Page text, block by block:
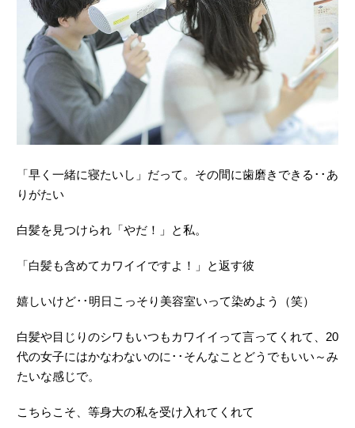
「早く一緒に寝たいし」だって。その間に歯磨きできる･･あ
りがたい
白髪を見つけられ「やだ！」と私。
「白髪も含めてカワイイですよ！」と返す彼
嬉しいけど･･明日こっそり美容室いって染めよう（笑）
白髪や目じりのシワもいつもカワイイって言ってくれて、20
代の女子にはかなわないのに･･そんなことどうでもいい～み
たいな感じで。
こちらこそ、等身大の私を受け入れてくれて